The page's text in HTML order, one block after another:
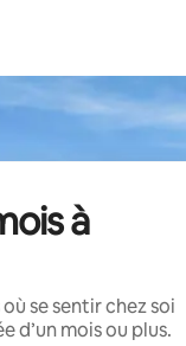
à
se sentir chez soi
d’un mois ou plus.